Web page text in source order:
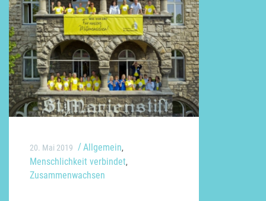
20. Mai 2019 Allgemein,
Menschlichkeit verbindet,
Zusammenwachsen